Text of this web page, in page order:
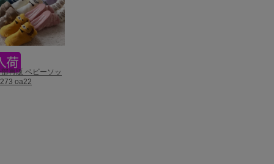
再販 ベビーソッ
oa22